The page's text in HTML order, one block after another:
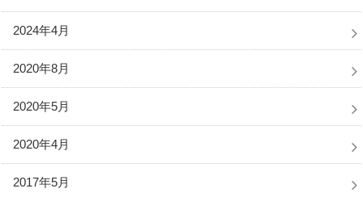
2024年4月
2020年8月
2020年5月
2020年4月
2017年5月